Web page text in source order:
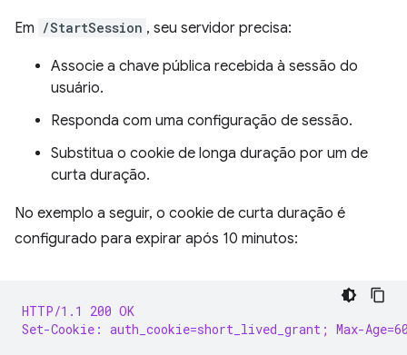
Em /StartSession , seu servidor precisa:
Associe a chave pública recebida à sessão do
usuário.
Responda com uma configuração de sessão.
Substitua o cookie de longa duração por um de
curta duração.
No exemplo a seguir, o cookie de curta duração é
configurado para expirar após 10 minutos:
HTTP/1.1 200 OK
Set-Cookie: auth_cookie=short_lived_grant; Max-